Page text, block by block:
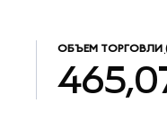
ОБЪЕМ ТОРГОВЛИ